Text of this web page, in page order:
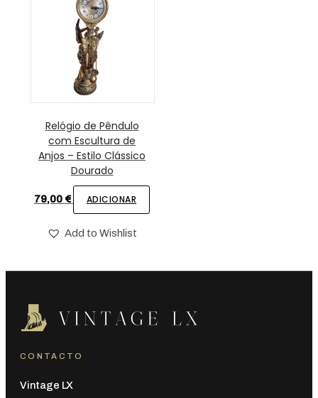
Relógio de Pêndulo
com Escultura de
Anjos – Estilo Clássico
Dourado
79,00 € ADICIONAR
Add to Wishlist
CONTACTO
Vintage LX